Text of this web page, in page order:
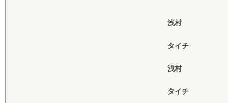
浅村
タイチ
浅村
タイチ